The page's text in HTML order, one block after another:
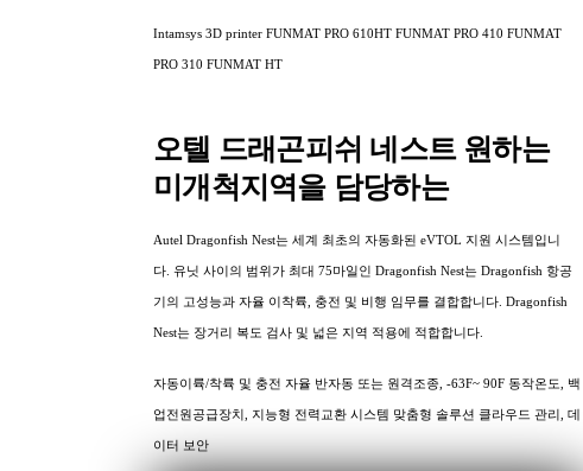
Intamsys 3D printer FUNMAT PRO 610HT FUNMAT PRO 410 FUNMAT
PRO 310 FUNMAT HT
오텔 드래곤피쉬 네스트 원하는
미개척지역을 담당하는
Autel Dragonfish Nest는 세계 최초의 자동화된 eVTOL 지원 시스템입니
다. 유닛 사이의 범위가 최대 75마일인 Dragonfish Nest는 Dragonfish 항공
기의 고성능과 자율 이착륙, 충전 및 비행 임무를 결합합니다. Dragonfish
Nest는 장거리 복도 검사 및 넓은 지역 적용에 적합합니다.
자동이륙/착륙 및 충전 자율 반자동 또는 원격조종, -63F~ 90F 동작온도, 백
업전원공급장치, 지능형 전력교환 시스템 맞춤형 솔루션 클라우드 관리, 데
이터 보안